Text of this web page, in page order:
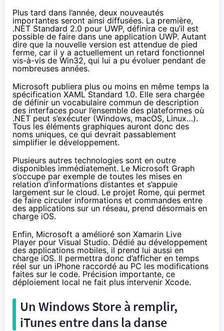
Plus tard dans l’année, deux nouveautés
importantes seront ainsi diffusées. La première,
.NET Standard 2.0 pour UWP, définira ce qu’il est
possible de faire dans une application UWP. Autant
dire que la nouvelle version est attendue de pied
ferme, car il y a actuellement un retard fonctionnel
vis-à-vis de Win32, qui lui a pu évoluer pendant de
nombreuses années.
Microsoft publiera plus ou moins en même temps la
spécification XAML Standard 1.0. Elle sera chargée
de définir un vocabulaire commun de description
des interfaces pour l’ensemble des plateformes où
.NET peut s’exécuter (Windows, macOS, Linux…).
Tous les éléments graphiques auront donc des
noms uniques, ce qui devrait passablement
simplifier le développement.
Plusieurs autres technologies sont en outre
disponibles immédiatement. Le Microsoft Graph
s’occupe par exemple de toutes les mises en
relation d’informations distantes et s’appuie
largement sur le cloud. Le projet Rome, qui permet
de faire circuler informations et commandes entre
des applications sur un réseau, prend désormais en
charge iOS.
Enfin, Microsoft a amélioré son Xamarin Live
Player pour Visual Studio. Dédié au développement
des applications mobiles, il prend lui aussi en
charge iOS. Il permettra donc d’afficher en temps
réel sur un iPhone raccordé au PC les modifications
faites sur le code. Précision importante, ce
déploiement local ne fait plus intervenir Xcode.
Un Windows Store à remplir,
iTunes entre dans la danse